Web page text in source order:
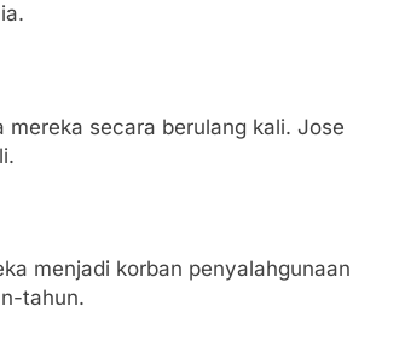
secara berulang kali. Jose
menjadi korban penyalahgunaan
tahun.